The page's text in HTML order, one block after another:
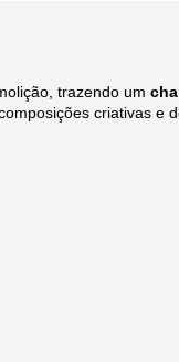
trazendo um
criativas e